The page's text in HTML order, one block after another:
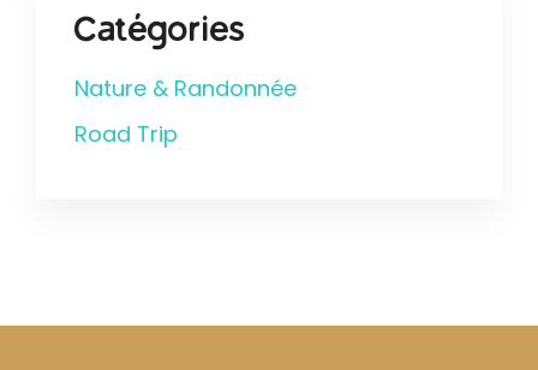
Catégories
Nature & Randonnée
Road Trip